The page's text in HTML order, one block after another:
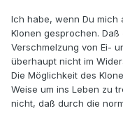
Ich habe, wenn Du mich
Klonen gesprochen.
Verschmelzung von Ei-
überhaupt nicht im
Die Möglichkeit des
Weise um ins Leben zu
nicht, daß durch die